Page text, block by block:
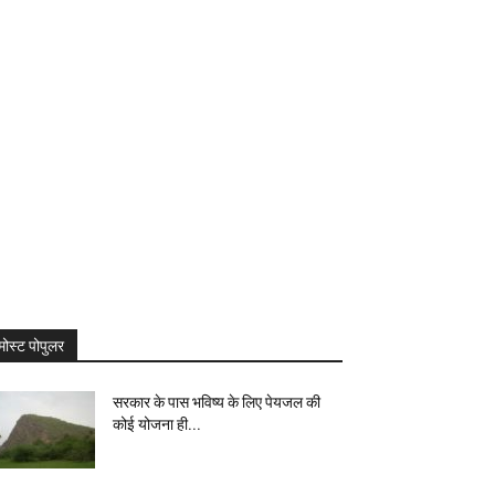
पोपुलर
सरकार के पास भविष्य के लिए पेयजल की
कोई योजना ही...